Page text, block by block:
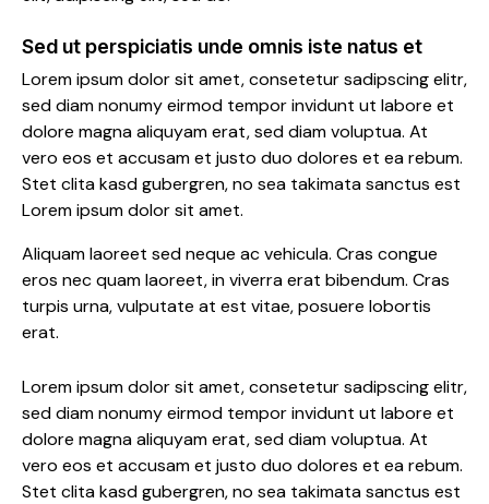
Sed ut perspiciatis unde omnis iste natus et
Lorem ipsum dolor sit amet, consetetur sadipscing elitr,
sed diam nonumy eirmod tempor invidunt ut labore et
dolore magna aliquyam erat, sed diam voluptua. At
vero eos et accusam et justo duo dolores et ea rebum.
Stet clita kasd gubergren, no sea takimata sanctus est
Lorem ipsum dolor sit amet.
Aliquam laoreet sed neque ac vehicula. Cras congue
eros nec quam laoreet, in viverra erat bibendum. Cras
turpis urna, vulputate at est vitae, posuere lobortis
erat.
Lorem ipsum dolor sit amet, consetetur sadipscing elitr,
sed diam nonumy eirmod tempor invidunt ut labore et
dolore magna aliquyam erat, sed diam voluptua. At
vero eos et accusam et justo duo dolores et ea rebum.
Stet clita kasd gubergren, no sea takimata sanctus est